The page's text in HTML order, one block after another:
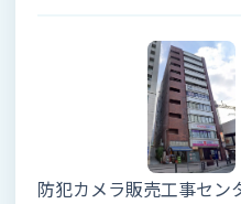
防犯カメラ販売工事セン